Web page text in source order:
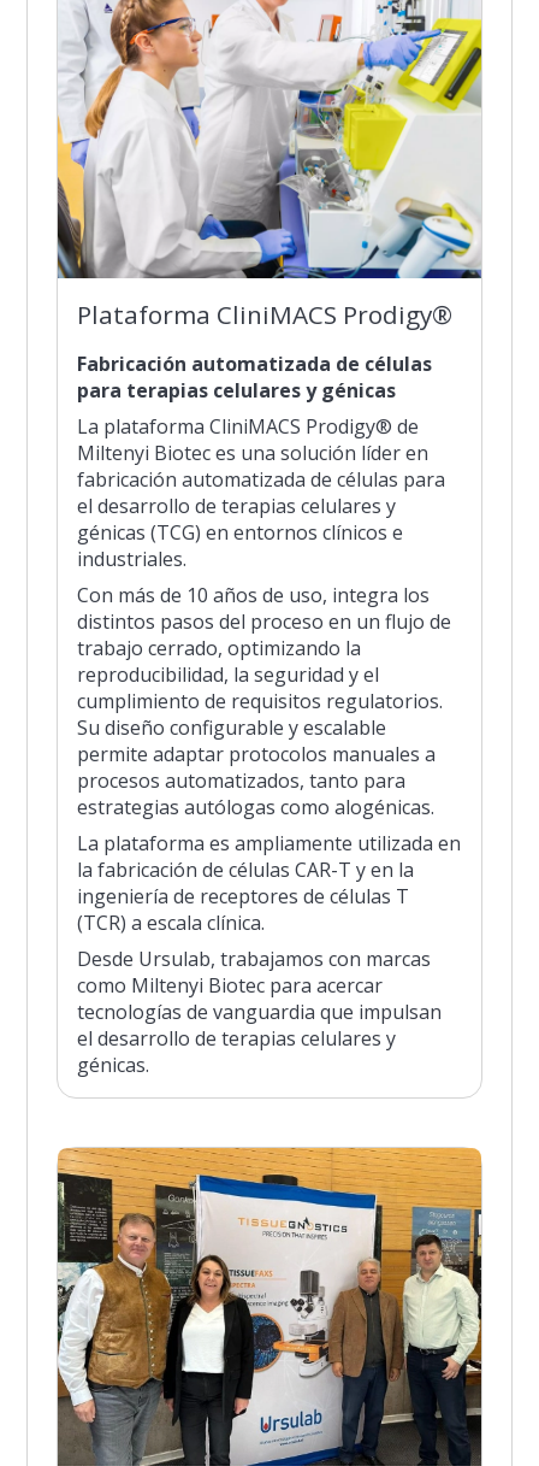
Plataforma CliniMACS Prodigy®
Fabricación automatizada de células
para terapias celulares y génicas
La plataforma CliniMACS Prodigy® de
Miltenyi Biotec es una solución líder en
fabricación automatizada de células para
el desarrollo de terapias celulares y
génicas (TCG) en entornos clínicos e
industriales.
Con más de 10 años de uso, integra los
distintos pasos del proceso en un flujo de
trabajo cerrado, optimizando la
reproducibilidad, la seguridad y el
cumplimiento de requisitos regulatorios.
Su diseño configurable y escalable
permite adaptar protocolos manuales a
procesos automatizados, tanto para
estrategias autólogas como alogénicas.
La plataforma es ampliamente utilizada en
la fabricación de células CAR-T y en la
ingeniería de receptores de células T
(TCR) a escala clínica.
Desde Ursulab, trabajamos con marcas
como Miltenyi Biotec para acercar
tecnologías de vanguardia que impulsan
el desarrollo de terapias celulares y
génicas.